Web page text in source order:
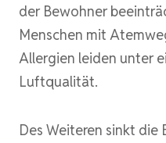
der Bewohner
Menschen mit
Allergien leiden unter
Luftqualität.
Des Weiteren sinkt die